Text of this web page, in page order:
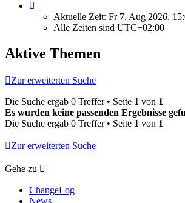
Aktuelle Zeit: Fr 7. Aug 2026,
Alle Zeiten sind UTC+02:00
Aktive Themen
Zur erweiterten Suche
Die Suche ergab 0 Treffer • Seite 1 von 1
Es wurden keine passenden Ergebnisse
Die Suche ergab 0 Treffer • Seite 1 von 1
Zur erweiterten Suche
Gehe zu
ChangeLog